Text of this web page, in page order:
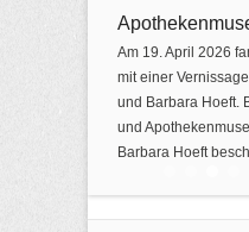
Am 19. April 2026
mit einer
und Barbara Hoeft.
und
Barbara Hoeft